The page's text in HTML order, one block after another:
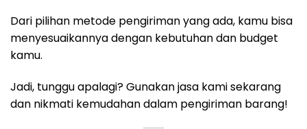
Dari pilihan metode pengiriman yang ada, kamu bisa
menyesuaikannya dengan kebutuhan dan budget
kamu.
Jadi, tunggu apalagi? Gunakan jasa kami sekarang
dan nikmati kemudahan dalam pengiriman barang!